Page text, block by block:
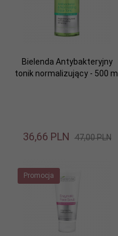
Bielenda Antybakteryjny
tonik normalizujący - 500 ml
36,66 PLN 47,00 PLN
Promocja